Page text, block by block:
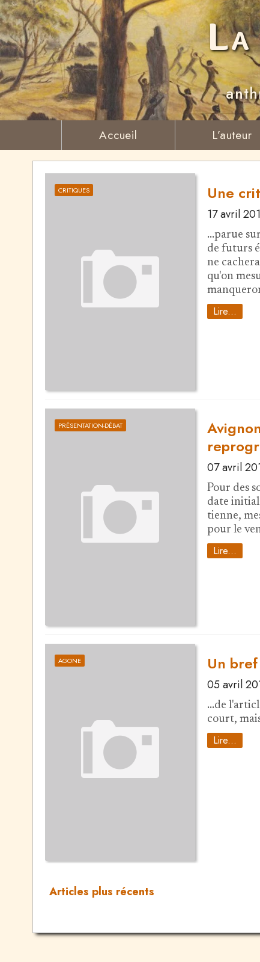
Accueil L’auteur
CRITIQUES Une
17 avril
...parue
de futurs
ne
qu'on
Lire...
PRÉSENTATION-DÉBAT
07 avril
Pour des
date
tienne,
pour le
Lire...
AGONE Un
05 avril
...de
court,
Lire...
Articles plus récents